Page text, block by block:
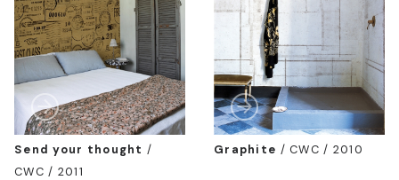
Send your thought /
CWC / 2011
Graphite /CWC / 2010